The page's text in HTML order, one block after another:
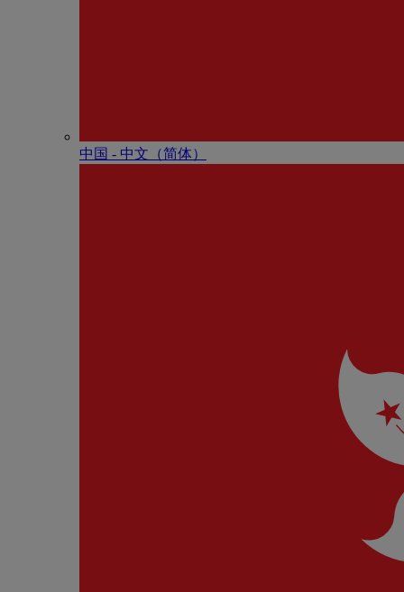
中国 - 中⽂（简体）